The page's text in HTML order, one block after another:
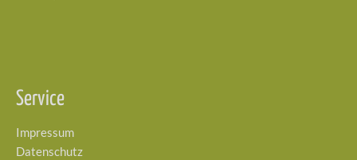
Service
Impressum
Datenschutz